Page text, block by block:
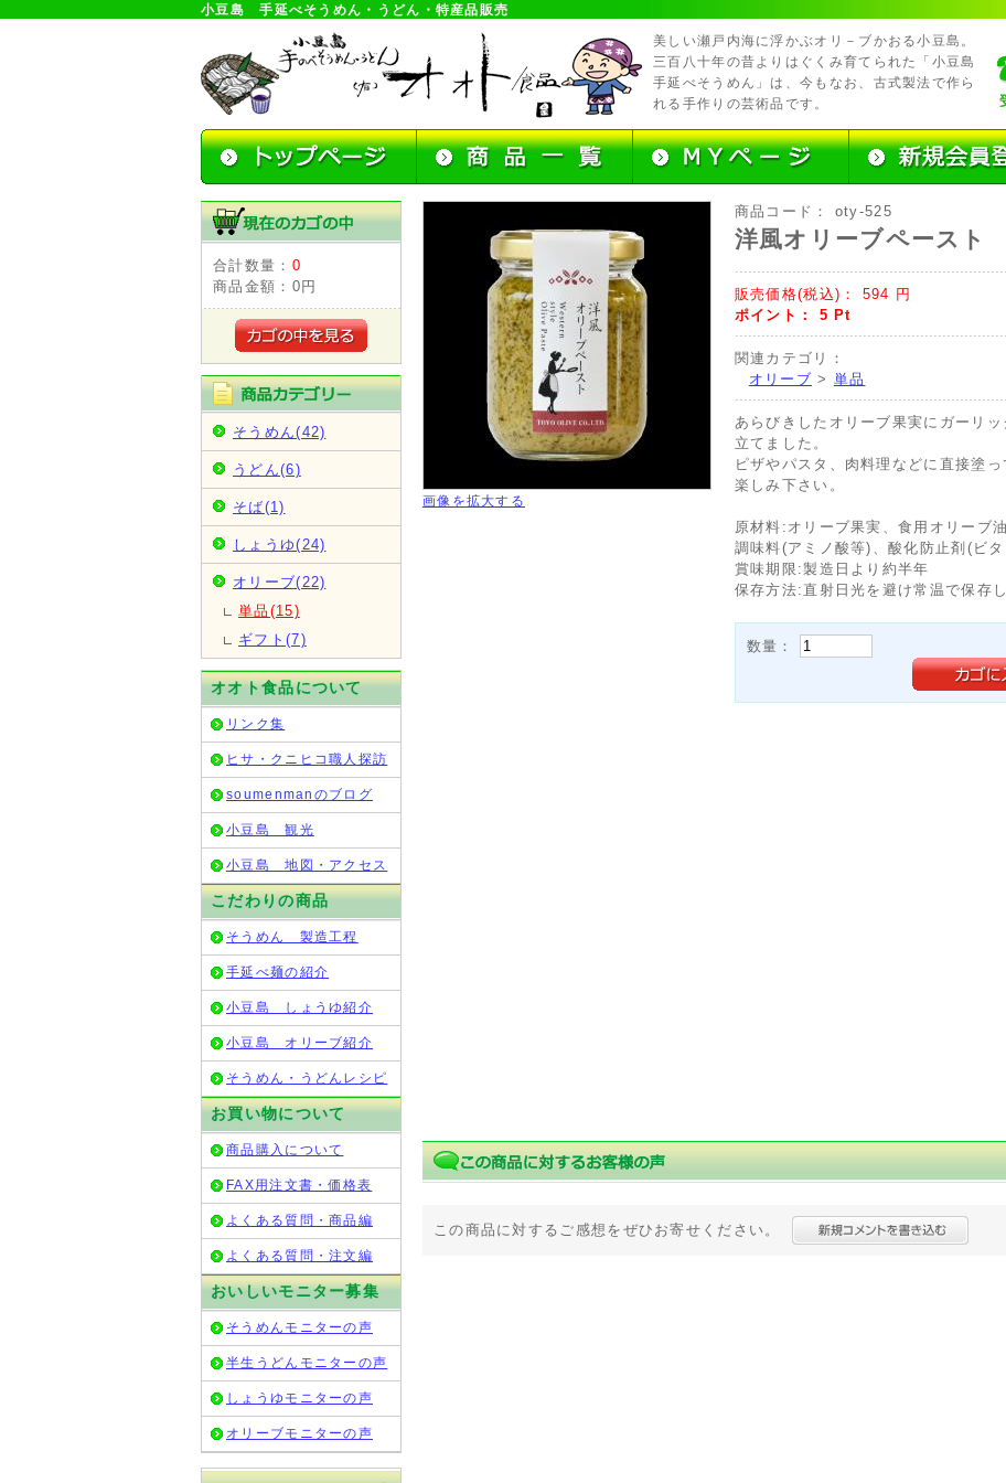
小豆島 手延べそうめん・うどん・特産品販売
美しい瀬戸内海に浮かぶオリ－ブかおる小豆島。
三百八十年の昔よりはぐくみ育てられた「小豆島
手延べそうめん」は、今もなお、古式製法で作ら
れる手作りの芸術品です。
合計数量： 0
商品金額： 0円
そうめん(42)
うどん(6)
そば(1)
しょうゆ(24)
オリーブ(22)
単品(15)
ギフト(7)
オオト食品について
リンク集
ヒサ・クニヒコ職人探訪
soumenmanのブログ
小豆島 観光
小豆島 地図・アクセス
こだわりの商品
そうめん 製造工程
手延べ麺の紹介
小豆島 しょうゆ紹介
小豆島 オリーブ紹介
そうめん・うどんレシピ
お買い物について
商品購入について
FAX用注文書・価格表
よくある質問・商品編
よくある質問・注文編
おいしいモニター募集
そうめんモニターの声
半生うどんモニターの声
しょうゆモニターの声
オリーブモニターの声
画像を拡大する
商品コード： oty-525
洋風オリーブペースト
販売価格(税込)： 594 円
ポイント： 5 Pt
関連カテゴリ：
オリーブ > 単品
あらびきしたオリーブ果実にガーリ
立てました。
ピザやパスタ、肉料理などに直接塗
楽しみ下さい。
原材料:オリーブ果実、食用オリーブ
調味料(アミノ酸等)、酸化防止剤(ビ
賞味期限:製造日より約半年
保存方法:直射日光を避け常温で保存し
数量：
この商品に対するご感想をぜひお寄せください。